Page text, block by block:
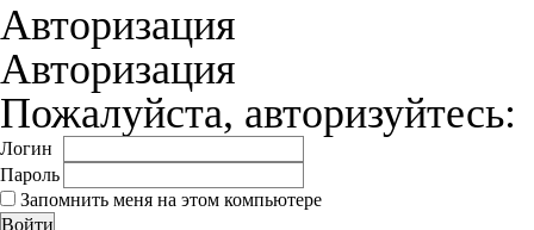
Авторизация
Авторизация
Пожалуйста, авторизуйтесь:
Логин
Пароль
Запомнить меня на этом компьютере